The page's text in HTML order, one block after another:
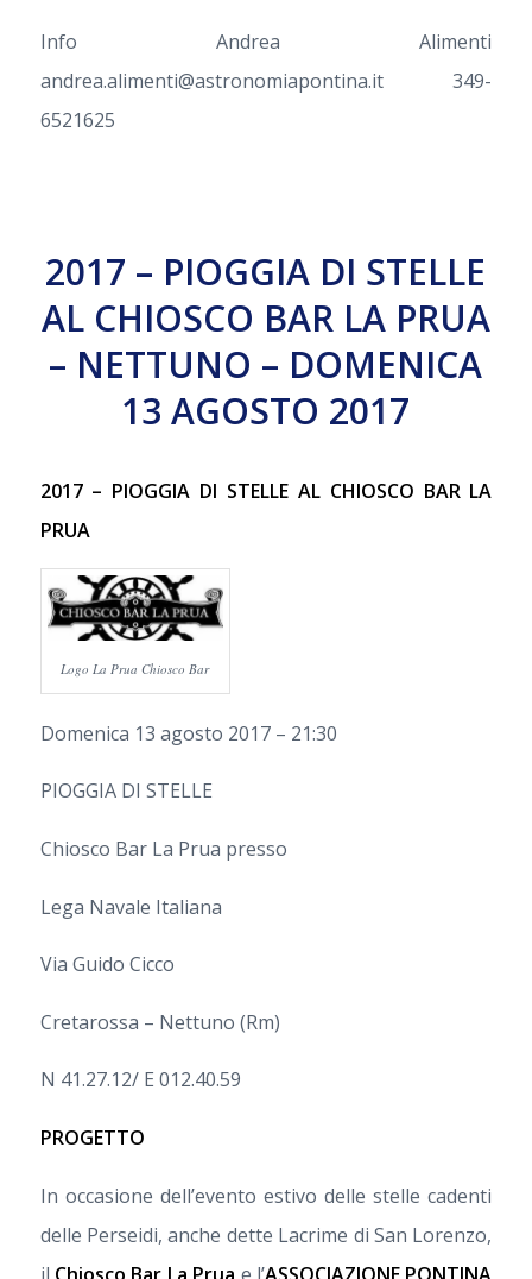
Info Andrea Alimenti
andrea.alimenti@astronomiapontina.it 349-
6521625
2017 – PIOGGIA DI STELLE
AL CHIOSCO BAR LA PRUA
– NETTUNO – DOMENICA
13 AGOSTO 2017
2017 – PIOGGIA DI STELLE AL CHIOSCO BAR LA
PRUA
Logo La Prua Chiosco Bar
Domenica 13 agosto 2017 – 21:30
PIOGGIA DI STELLE
Chiosco Bar La Prua presso
Lega Navale Italiana
Via Guido Cicco
Cretarossa – Nettuno (Rm)
N 41.27.12/ E 012.40.59
PROGETTO
In occasione dell’evento estivo delle stelle cadenti
delle Perseidi, anche dette Lacrime di San Lorenzo,